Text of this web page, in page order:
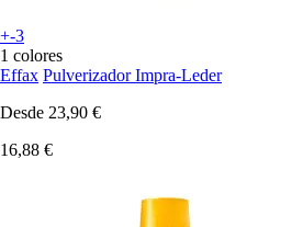
+-3
1 colores
Effax Pulverizador Impra-Leder
Desde 23,90 €
16,88 €